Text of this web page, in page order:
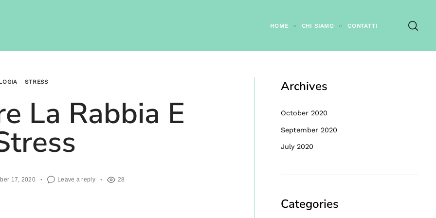
HOME CHI SIAMO CONTATTI
STRESS
La Rabbia E
17, 2020 Leave a reply 28
Archives
October 2020
September 2020
July 2020
Categories